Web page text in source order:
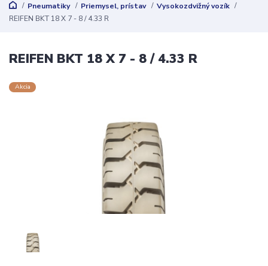
Pneumatiky Priemysel, prístav
Vysokozdvižný vozík
REIFEN BKT 18 X 7 - 8 / 4.33 R
REIFEN BKT 18 X 7 - 8 / 4.33 R
Akcia